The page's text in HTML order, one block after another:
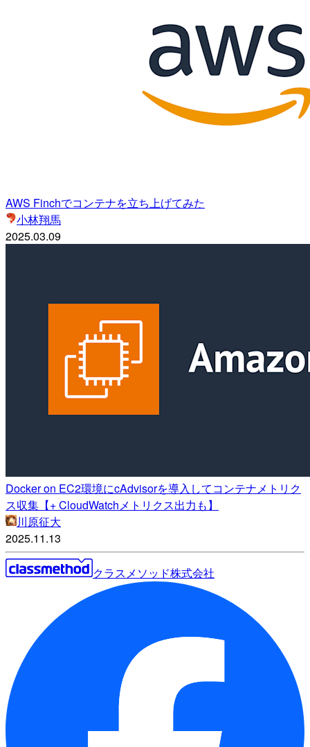
AWS Finchでコンテナを立ち上げてみた
小林翔馬
2025.03.09
Docker on EC2環境にcAdvisorを導入してコンテナメトリク
ス収集【+ CloudWatchメトリクス出力も】
川原征大
2025.11.13
クラスメソッド株式会社